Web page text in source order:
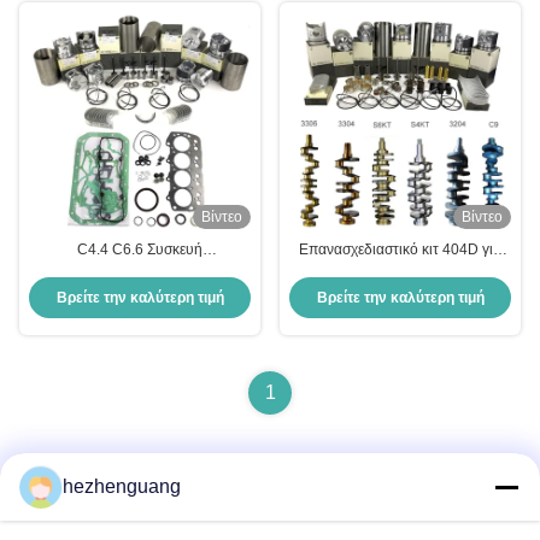
Βίντεο
C4.4 C6.6 Συσκευή
πετρελαιοκινητήρων Perkin
Βρείτε την καλύτερη τιμή
Βίντεο
Επανασχεδιαστικό κιτ 404D για
Βρείτε την καλύτερη τιμή
1
hezhenguang